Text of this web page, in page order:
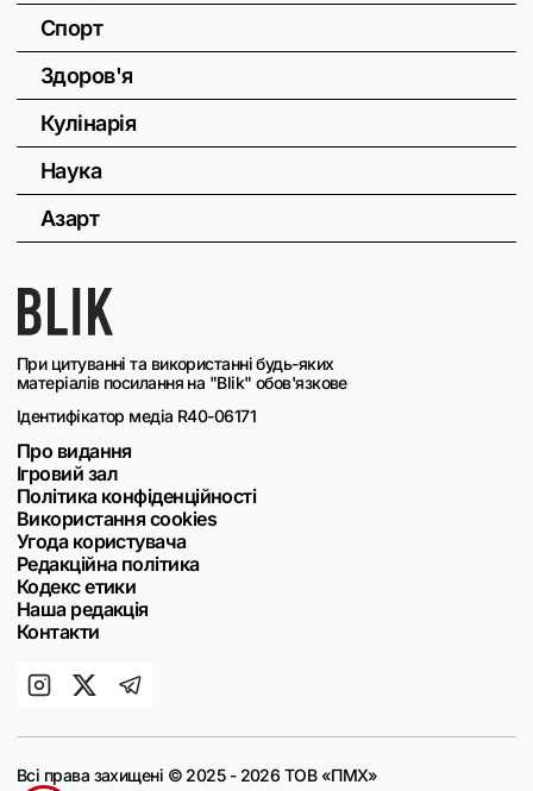
При цитуванні та використанні будь-яких
матеріалів посилання на "Blik" обов'язкове
Ідентифікатор медіа R40-06171
Про видання
Ігровий зал
Політика конфіденційності
Використання cookies
Угода користувача
Редакційна політика
Кодекс етики
Наша редакція
Контакти
Спорт
Здоров'я
Кулінарія
Наука
Азарт
Всі права захищені © 2025 - 2026 ТОВ «ПМХ»